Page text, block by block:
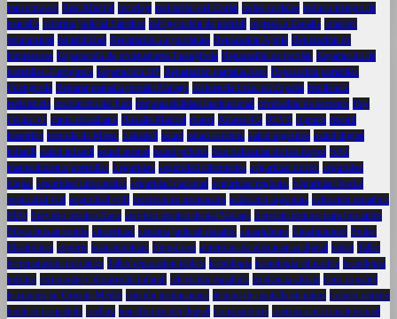
ransomware Real Madrid reciclaje recitación del Corán redes sociales reducir tiempo de
pantalla reforma judicial Sánchez refrigeración de portátil regreso a España relación
sentimental rentabilidad Reparacion de portátiles Reparación Apple Reparación de
impresoras Reparación de ordenadores Fuengirola Reparación de portátil Reparación de
portátiles Fuengirola Reparación HP Reparación pantalla Acer Reparación portátiles
Fuengirola Reparar pantalla portátil Málaga residencia fiscal en España resiliencia
resistencia resolución del juez responsabilidad institucional revelación de secretos Rey
Felipe VI ritmo circadiano Rosalía Madrid router Router 4G RTVE ruptura récord
histórico récords de Messi Sabadell salud salud cerebral salud digestiva salud digital
infantil salud infantil salud mental salud pública San Sebastián de los Reyes SAT
mantenimiento portátiles Seguridad seguridad cibernética seguridad de red seguridad
digital seguridad informática seguridad nacional seguridad regional Seguridad Social
seguridad vial seguridad wifi selecciones nacionales selección argentina selección española
SEO Servicio técnico Asus servicio técnico dental Málaga Servicio técnico para portátiles
Silvia Intxaurrondo sinceridad sistema judicial español smartphone Smartphones Soltec
Electrónica soporte sostenibilidad Stop-Loss síndrome de abstinencia digital tablet Taller
de reparación portátiles Taller reparación tablets tecnología tecnología educativa tecnología
médica tecnología y desarrollo infantil televisión española tendencia alcista tenis español
tensiones en Oriente Medio tensión institucional tiempo de pantalla en niños trabajo remoto
tradición española trading transformación digital transparencia transparencia institucional